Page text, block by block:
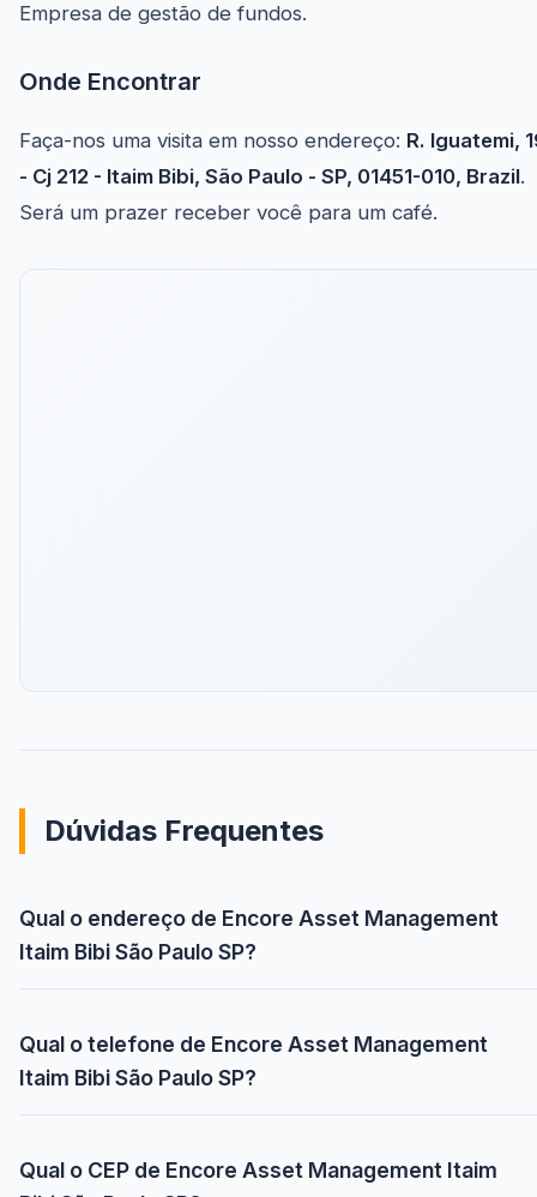
Empresa de gestão de fundos.
Onde Encontrar
Faça-nos uma visita em nosso endereço: R. Iguatemi,
- Cj 212 - Itaim Bibi, São Paulo - SP, 01451-010, Brazil.
Será um prazer receber você para um café.
Dúvidas Frequentes
Qual o endereço de Encore Asset Management
Itaim Bibi São Paulo SP?
Qual o telefone de Encore Asset Management
Itaim Bibi São Paulo SP?
Qual o CEP de Encore Asset Management Itaim